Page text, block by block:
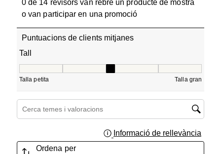
0 de 14 revisors van rebre un producte de mostra
o van participar en una promoció
Puntuacions de clients mitjanes
Tall
Talla petita Talla gran
Cerca temes i valoracions regió de cerca
Informació de rellevància
Ordena per